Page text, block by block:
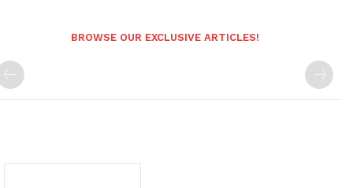
BROWSE OUR EXCLUSIVE ARTICLES!